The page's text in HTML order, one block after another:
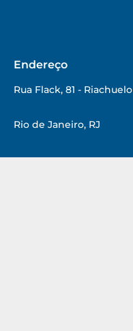
Endereço
Rua Flack, 81 - Riachuelo
Rio de Janeiro, RJ